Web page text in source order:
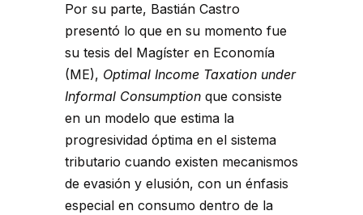
Por su parte, Bastián Castro
presentó lo que en su momento fue
su tesis del Magíster en Economía
(ME), Optimal Income Taxation under
Informal Consumption que consiste
en un modelo que estima la
progresividad óptima en el sistema
tributario cuando existen mecanismos
de evasión y elusión, con un énfasis
especial en consumo dentro de la